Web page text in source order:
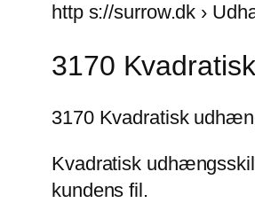
http s://surrow.dk ›
3170
3170 Kvadratisk
Kvadratisk
kundens fil.